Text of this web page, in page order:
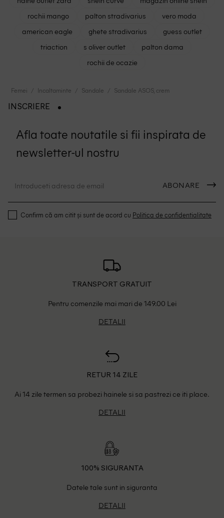
rochii mango
palton stradivarius
vero moda
american eagle
ghete stradivarius
guess outlet
triaction
s oliver outlet
palton dama
rochii de ocazie
Femei Incaltaminte Sandale Sandale ASOS, crem
INSCRIERE
Afla toate noutatile si fii inspirata de
newsletter-ul nostru
ABONARE
Confirm că am citit și sunt de acord cu Politica de confidentialitate
TRANSPORT GRATUIT
Pentru comenzile mai mari de 149.00 Lei
DETALII
RETUR 14 ZILE
Ai 14 zile termen sa probezi hainele si sa pastrezi ce iti place.
DETALII
100% SIGURANTA
Datele tale sunt in siguranta
DETALII